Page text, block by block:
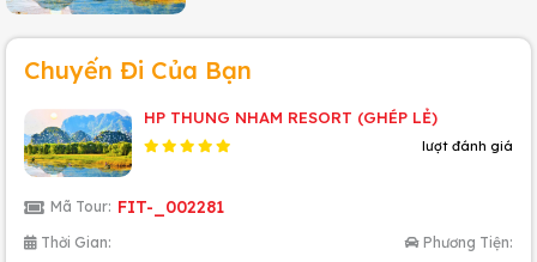
Chuyến Đi Của Bạn
HP THUNG NHAM RESORT (GHÉP LẺ)
lượt đánh giá
Mã Tour: FIT-_002281
Thời Gian: Phương Tiện: